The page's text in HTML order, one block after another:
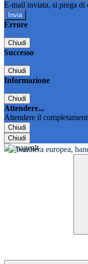
E-mail inviata, si prega di
Errore
Chiudi
Successo
Chiudi
Informazione
Chiudi
Attendere...
Attendere il
Chiudi
Chiudi